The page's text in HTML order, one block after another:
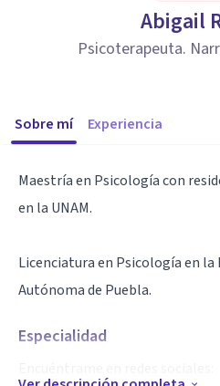
Abigail
Psicoterapeuta.
Sobre mí Experiencia
Maestría en Psicología con
en la UNAM.
Licenciatura en Psicología en
Autónoma de Puebla.
Especialidad